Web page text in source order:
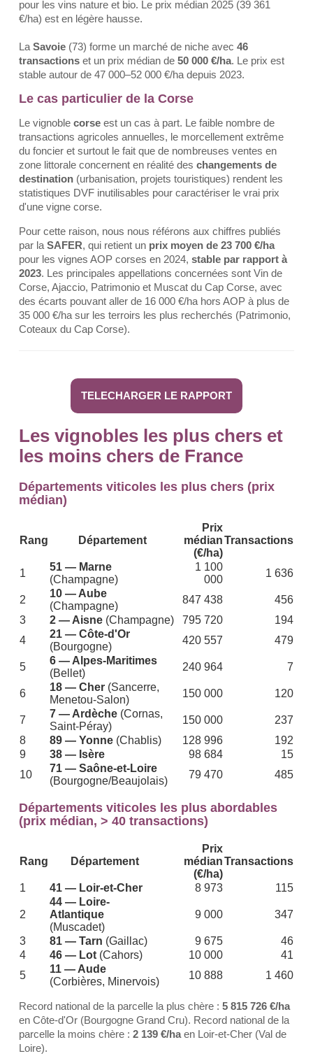
pour les vins nature et bio. Le prix médian 2025 (39 361
€/ha) est en légère hausse.
La Savoie (73) forme un marché de niche avec 46
transactions et un prix médian de 50 000 €/ha. Le prix est
stable autour de 47 000–52 000 €/ha depuis 2023.
Le cas particulier de la Corse
Le vignoble corse est un cas à part. Le faible nombre de
transactions agricoles annuelles, le morcellement extrême
du foncier et surtout le fait que de nombreuses ventes en
zone littorale concernent en réalité des changements de
destination (urbanisation, projets touristiques) rendent les
statistiques DVF inutilisables pour caractériser le vrai prix
d'une vigne corse.
Pour cette raison, nous nous référons aux chiffres publiés
par la SAFER, qui retient un prix moyen de 23 700 €/ha
pour les vignes AOP corses en 2024, stable par rapport à
2023. Les principales appellations concernées sont Vin de
Corse, Ajaccio, Patrimonio et Muscat du Cap Corse, avec
des écarts pouvant aller de 16 000 €/ha hors AOP à plus de
35 000 €/ha sur les terroirs les plus recherchés (Patrimonio,
Coteaux du Cap Corse).
TELECHARGER LE RAPPORT
Les vignobles les plus chers et
les moins chers de France
Départements viticoles les plus chers (prix
médian)
Rang Département
Prix
médian
(€/ha)
Transactions
1
51 — Marne
(Champagne)
1 100
000
1 636
2
10 — Aube
(Champagne)
847 438
456
3
2 — Aisne (Champagne) 795 720
194
4
21 — Côte-d'Or
(Bourgogne)
420 557 479
5
6 — Alpes-Maritimes
(Bellet)
240 964 7
6
18 — Cher (Sancerre,
Menetou-Salon)
150 000 120
7
7 — Ardèche (Cornas,
Saint-Péray)
150 000
237
8
89 — Yonne (Chablis) 128 996
192
9
38 — Isère 98 684
15
10
71 — Saône-et-Loire
(Bourgogne/Beaujolais)
79 470 485
Départements viticoles les plus abordables
(prix médian, > 40 transactions)
Rang Département
Prix
médian
(€/ha)
Transactions
1 41 — Loir-et-Cher 8 973 115
2
44 — Loire-
Atlantique
(Muscadet)
9 000 347
3 81 — Tarn (Gaillac) 9 675
46
4
46 — Lot (Cahors) 10 000
41
5
11 — Aude
(Corbières, Minervois)
10 888 1 460
Record national de la parcelle la plus chère : 5 815 726 €/ha
en Côte-d'Or (Bourgogne Grand Cru). Record national de la
parcelle la moins chère : 2 139 €/ha en Loir-et-Cher (Val de
Loire).